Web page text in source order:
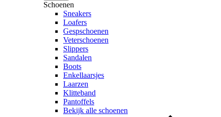
Schoenen
Sneakers
Loafers
Gespschoenen
Veterschoenen
Slippers
Sandalen
Boots
Enkellaarsjes
Laarzen
Klitteband
Pantoffels
Bekijk alle schoenen